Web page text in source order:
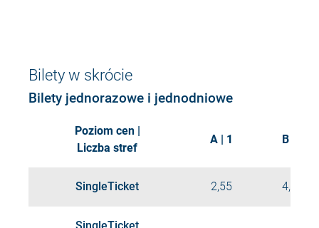
Bilety w skrócie
Bilety jednorazowe i jednodniowe
Poziom cen |
Liczba stref
A | 1 B | 2
SingleTicket 2,55 4,40